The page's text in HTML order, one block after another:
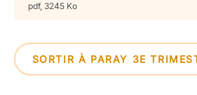
pdf, 3245 Ko
SORTIR À PARAY 3E